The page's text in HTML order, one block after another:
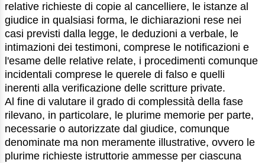
relative richieste di copie al cancelliere, le istanze al
giudice in qualsiasi forma, le dichiarazioni rese nei
casi previsti dalla legge, le deduzioni a verbale, le
intimazioni dei testimoni, comprese le notificazioni e
l'esame delle relative relate, i procedimenti comunque
incidentali comprese le querele di falso e quelli
inerenti alla verificazione delle scritture private.
Al fine di valutare il grado di complessità della fase
rilevano, in particolare, le plurime memorie per parte,
necessarie o autorizzate dal giudice, comunque
denominate ma non meramente illustrative, ovvero le
plurime richieste istruttorie ammesse per ciascuna